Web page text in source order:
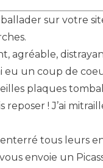
sur votre
agréable,
eu un coup de
plaques
reposer ! J’ai
tous leurs
envoie un